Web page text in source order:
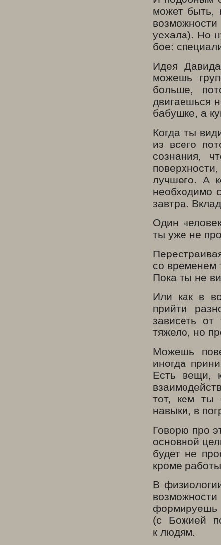
может быть,
уехала). Но
бое:
Идея
можешь
больше,
двигаешься
бабушке, а
Когда ты
из всего
сознания,
лучшего. А
необходимо
завтра.
Один
ты уже не
со временем
Пока ты не
Или как в
прийти
зависеть
тяжело, но
Можешь
иногда
Есть вещи,
тот, кем ты
навыки, в
Говорю про
основной
будет не
кроме
В
формируешь
(с Божией
к людям.